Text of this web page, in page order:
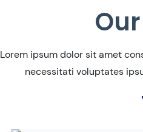
Lorem ipsum dolor sit amet
necessitati voluptates